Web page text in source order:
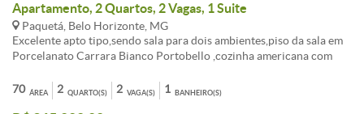
Apartamento, 2 Quartos, 2 Vagas, 1 Suite
Paquetá, Belo Horizonte, MG
Excelente apto tipo,sendo sala para dois ambientes,piso da sala em
Porcelanato Carrara Bianco Portobello ,cozinha americana com
da bancada da cozinha, 2 quartos sendo 1 suíte, ambos com piso em
porcelanato rústico,banheiro da suíte com bancada em
ÁREA
70 QUARTO(S)
2 VAGA(S)
2 BANHEIRO(S)
1